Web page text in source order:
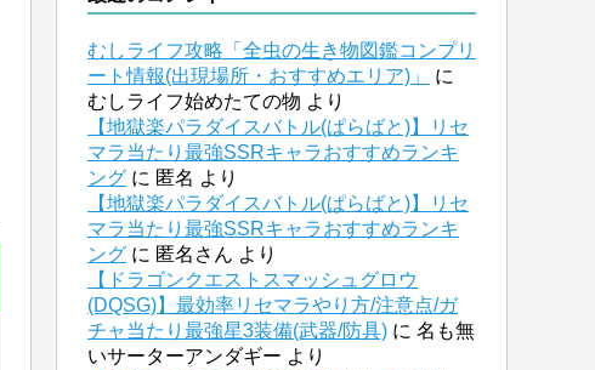
むしライフ攻略「全虫の生き物図鑑コンプリ
ート情報(出現場所・おすすめエリア)」
に
むしライフ始めたての物 より
【地獄楽パラダイスバトル(ぱらばと)】リセ
マラ当たり最強SSRキャラおすすめランキ
ング に 匿名 より
【地獄楽パラダイスバトル(ぱらばと)】リセ
マラ当たり最強SSRキャラおすすめランキ
ング に 匿名さん より
【ドラゴンクエストスマッシュグロウ
(DQSG)】最効率リセマラやり方/注意点/ガ
チャ当たり最強星3装備(武器/防具) に 名も無
いサーターアンダギー より